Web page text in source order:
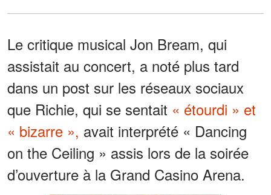
Le critique musical Jon Bream, qui
assistait au concert, a noté plus tard
dans un post sur les réseaux sociaux
que Richie, qui se sentait « étourdi » et
« bizarre », avait interprété « Dancing
on the Ceiling » assis lors de la soirée
d’ouverture à la Grand Casino Arena.